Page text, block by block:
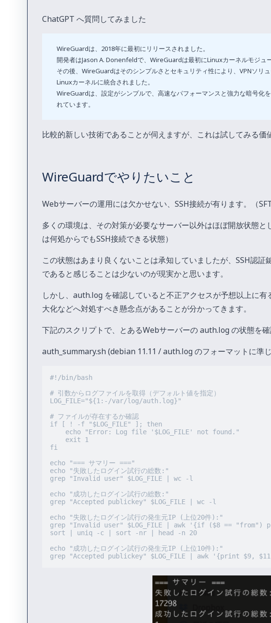
ChatGPT へ質問してみました
WireGuardは、2018年に最初にリリースされました。
開発者はJason A. Donenfeldで、WireGuardは最初にLinuxカーネルモジュ
その後、WireGuardはそのシンプルさとセキュリティ性により、VPNソリ
Linuxカーネルに統合されました。
WireGuardは、設定がシンプルで、高速なパフォーマンスと強力な暗号化
れています。
比較的新しい技術であることが伺えますが、これは試してみる価
WireGuardでやりたいこと
Webサーバーの運用には欠かせない、SSH接続が有ります。（
多くの環境は、その対策が必要なサーバー以外はほぼ開放状態
は何処からでもSSH接続できる状態）
この状態はあまり良くないことは承知していましたが、SSH認
であると感じることは少ないのが現実かと思います。
しかし、auth.log を確認していると不正アクセスが予想以上に
大化などへ対処すべき懸念点があることが分かってきます。
下記のスクリプトで、とあるWebサーバーの auth.log の状態を
auth_summary.sh (debian 11.11 / auth.log のフォーマットに準
#!/bin/bash
# 引数からログファイルを取得（デフォルト値を指定）
LOG_FILE="${1:-/var/log/auth.log}"
# ファイルが存在するか確認
if [ ! -f "$LOG_FILE" ]; then
fi
echo "=== サマリー ==="
echo "失敗したログイン試行の総数:"
grep "Invalid user" $LOG_FILE | wc -l
echo "成功したログイン試行の総数:"
grep "Accepted publickey" $LOG_FILE | wc -l
echo "失敗したログイン試行の発生元IP (上位20件):"
grep "Invalid user" $LOG_FILE | awk '{if ($8 ==
sort | uniq -c | sort -nr | head -n 20
echo "成功したログイン試行の発生元IP (上位10件):"
grep "Accepted publickey" $LOG_FILE | awk '{print